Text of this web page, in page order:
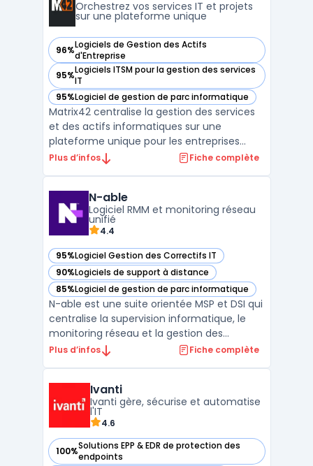
des outils puissants po ...
Orchestrez vos services IT et projets
sur une plateforme unique
96%Logiciels de Gestion des Actifs
d'Entreprise
— voir Matrix42 dans cette catégorie
95%Logiciels ITSM pour la gestion des services
IT
— voir Matrix42 dans cette catégorie
95%Logiciel de gestion de parc informatique
— voir Matrix42 dans cette catégorie
Matrix42 centralise la gestion des services
et des actifs informatiques sur une
plateforme unique pour les entreprises
européennes. Le logiciel cible les
digital sovereignty et de conformité stricte.
Matrix42 traite ...
Plus d’infos Fiche complète
N-able
Logiciel RMM et monitoring réseau
unifié
4.4
95%Logiciel Gestion des Correctifs IT
— voir N-able dans cette catégorie
90%Logiciels de support à distance
— voir N-able dans cette catégorie
85%Logiciel de gestion de parc informatique
— voir N-able dans cette catégorie
N-able est une suite orientée MSP et DSI qui
centralise la supervision informatique, le
monitoring réseau et la gestion des
correctifs au sein d’une même plateforme.
sécurisé, inventaire, alerting et reporting
pour ...
Plus d’infos Fiche complète
Ivanti
Ivanti gère, sécurise et automatise
l'IT
4.6
100%Solutions EPP & EDR de protection des
endpoints
— voir Ivanti dans cette catégorie